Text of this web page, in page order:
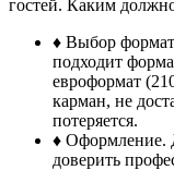
гостей. Каким
♦ Выбор
подходит
евроформат
карман, не
потеряется.
♦ Оформление.
доверить